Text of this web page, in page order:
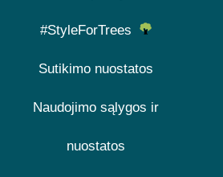
#StyleForTrees
Sutikimo nuostatos
Naudojimo sąlygos ir
nuostatos